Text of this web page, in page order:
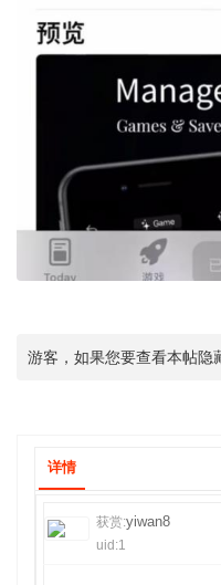
游客，如果您要查看本帖隐
详情
获赏:yiwan8
uid:1